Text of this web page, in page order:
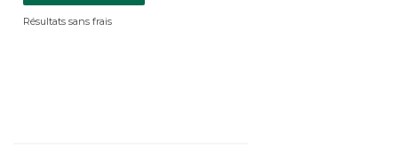
Résultats sans frais